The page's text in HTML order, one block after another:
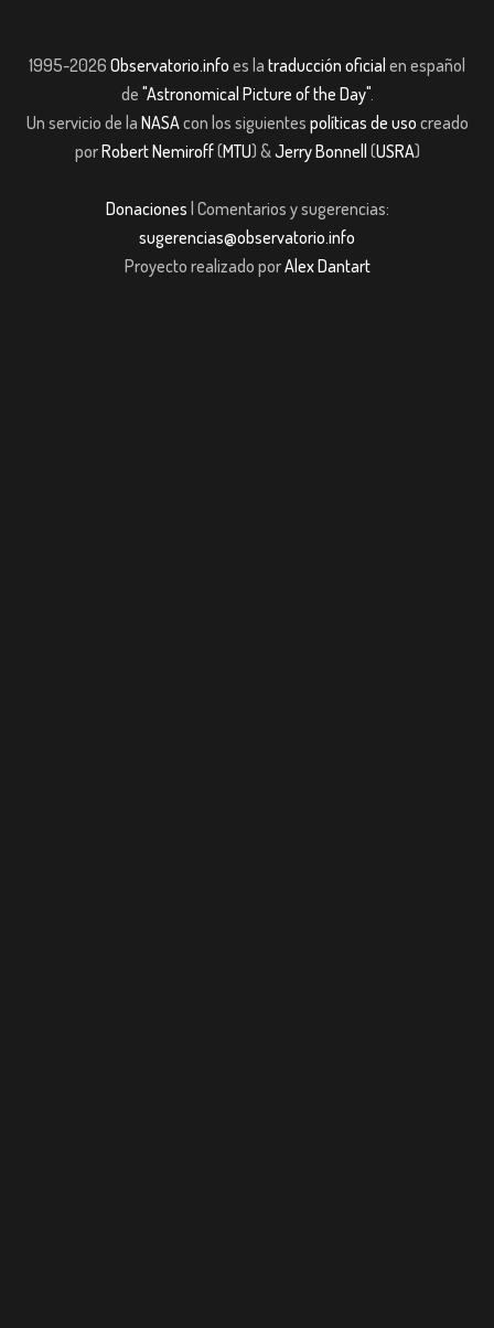
1995-2026 Observatorio.info es la traducción oficial en español
de "Astronomical Picture of the Day".
Un servicio de la NASAcon los siguientes políticas de uso creado
porRobert Nemiroff(MTU) &Jerry Bonnell (USRA)
Donaciones | Comentarios y sugerencias:
sugerencias@observatorio.info
Proyecto realizado porAlex Dantart